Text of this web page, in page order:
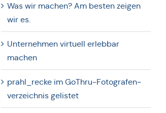
Was wir machen? Am besten zeigen
wir es.
Unter­neh­men vir­tu­ell erleb­bar
machen
prahl_recke im GoThru-Foto­gra­fen­
ver­zeich­nis gelistet